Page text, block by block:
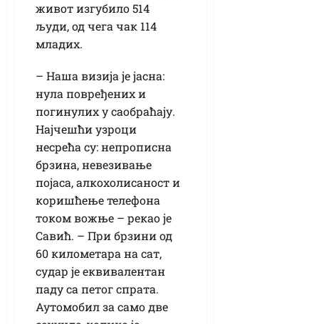
живот изгубило 514
људи, од чега чак 114
младих.
– Наша визија је јасна:
нула повређених и
погинулих у саобраћају.
Најчешћи узроци
несрећа су: непрописна
брзина, невезивање
појаса, алкохолисаност и
коришћење телефона
током вожње – рекао је
Савић. – При брзини од
60 километара на сат,
судар је еквивалентан
паду са петог спрата.
Аутомобил за само две